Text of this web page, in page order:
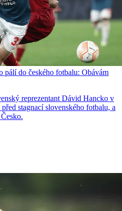
pálí do českého fotbalu: Obávám
reprezentant Dávid Hancko v
stagnací slovenského fotbalu, a